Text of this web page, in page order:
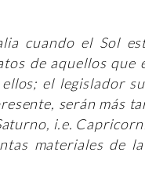
cuando el Sol
de aquellos que
el legislador
serán más
i.e.
materiales de